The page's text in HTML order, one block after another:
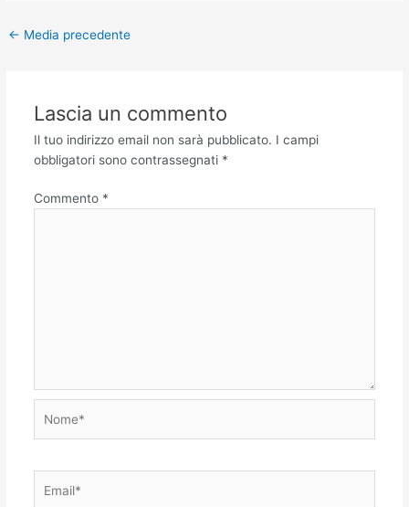
← Media precedente
Lascia un commento
Il tuo indirizzo email non sarà pubblicato. I campi
obbligatori sono contrassegnati *
Commento *